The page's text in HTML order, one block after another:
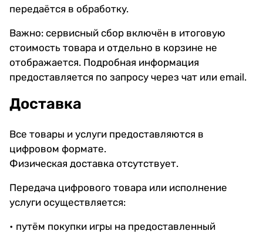
передаётся в обработку.
Важно: сервисный сбор включён в итоговую
стоимость товара и отдельно в корзине не
отображается. Подробная информация
предоставляется по запросу через чат или email.
Доставка
Все товары и услуги предоставляются в
цифровом формате.
Физическая доставка отсутствует.
Передача цифрового товара или исполнение
услуги осуществляется:
• путём покупки игры на предоставленный